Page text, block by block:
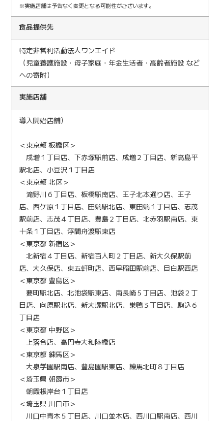
※実施店舗は予告なく変更となる可能性がございます。
食品提供先
特定非営利活動法人ワンエイド
（児童養護施設・母子家庭・年金生活者・高齢者施設 など
への寄附）
実施店舗
導入開始店舗）
＜東京都 板橋区＞
成増１丁目店、下赤塚駅前店、成増２丁目店、新高島平
駅北店、小豆沢１丁目店
＜東京都 北区＞
滝野川６丁目店、板橋駅南店、王子北本通り店、王子
店、西ケ原１丁目店、田端駅北店、東田端１丁目店、志茂
駅前店、志茂４丁目店、豊島２丁目店、北赤羽駅南店、東
十条１丁目店、浮間舟渡駅東店
＜東京都 新宿区＞
北新宿４丁目店、新宿百人町２丁目店、新大久保駅前
店、大久保店、東五軒町店、西早稲田駅前店、目白駅西店
＜東京都 豊島区＞
要町駅北店、北池袋駅東店、南長崎５丁目店、池袋２丁
目店、向原駅北店、新大塚駅北店、巣鴨３丁目店、駒込６
丁目店
＜東京都 中野区＞
上落合店、高円寺大和陸橋店
＜東京都 練馬区＞
大泉学園駅南店、豊島園駅東店、練馬北町８丁目店
＜埼玉県 朝霞市＞
朝霞根岸台１丁目店
＜埼玉県 川口市＞
川口中青木５丁目店、川口並木店、西川口駅南店、西川